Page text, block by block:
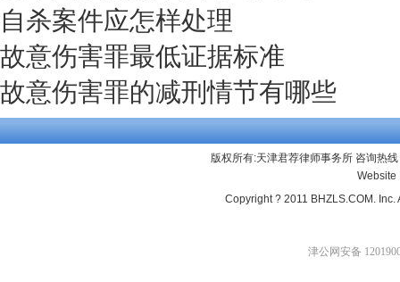
自杀案件应怎样处理
故意伤害罪最低证据标准
故意伤害罪的减刑情节有哪些
版权所有:天津君荐律师事务所 咨询
Website
Copyright ? 2011 BHZLS.COM.
津公网安备